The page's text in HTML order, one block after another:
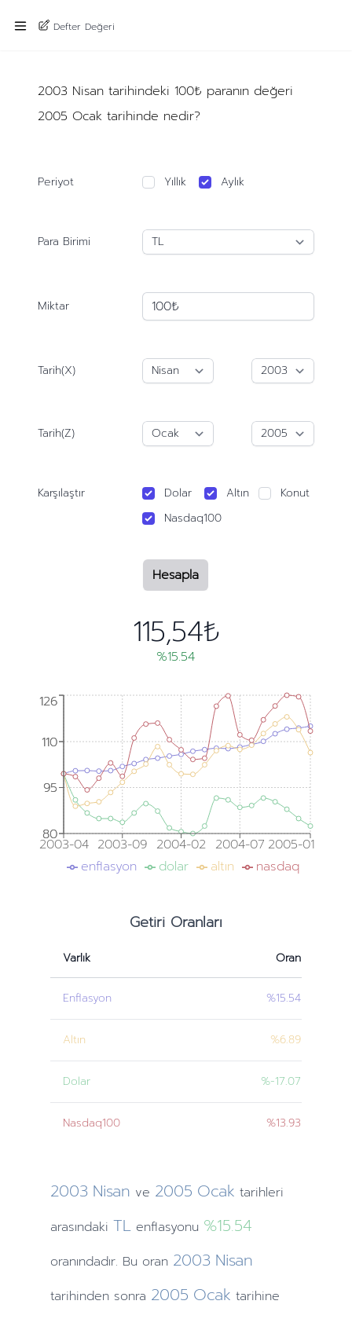
Defter Değeri
2003 Nisan tarihindeki 100₺ paranın değeri
2005 Ocak tarihinde nedir?
Periyot Yıllık Aylık
Para Birimi
Miktar
Tarih(X)
Tarih(Z)
Karşılaştır Dolar Altın
Konut
Nasdaq100
Hesapla
115,54₺
%15.54
2003-04 2003-09 2004-02 2004-07 2005-01
80
95
110
126
80
95
110
126
enflasyon dolar altın nasdaq
Getiri Oranları
Varlık Oran
Enflasyon %15.54
Altın %6.89
Dolar %-17.07
Nasdaq100 %13.93
2003 Nisan ve 2005 Ocak tarihleri
arasındaki TLenflasyonu %15.54
oranındadır. Bu oran 2003 Nisan
tarihindensonra 2005 Ocak tarihine